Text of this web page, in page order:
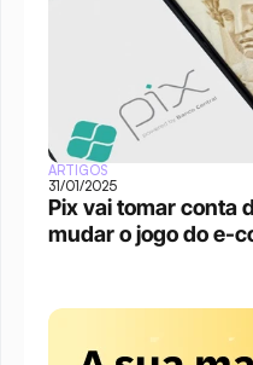
ARTIGOS
31/01/2025
Pix vai tomar conta
mudar o jogo do e-